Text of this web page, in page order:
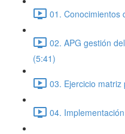
01. Conocimientos
02. APG gestión
(5:41)
03. Ejercicio
04.